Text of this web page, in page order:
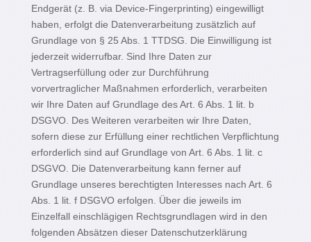
Endgerät (z. B. via Device-Fingerprinting) eingewilligt
haben, erfolgt die Datenverarbeitung zusätzlich auf
Grundlage von § 25 Abs. 1 TTDSG. Die Einwilligung ist
jederzeit widerrufbar. Sind Ihre Daten zur
Vertragserfüllung oder zur Durchführung
vorvertraglicher Maßnahmen erforderlich, verarbeiten
wir Ihre Daten auf Grundlage des Art. 6 Abs. 1 lit. b
DSGVO. Des Weiteren verarbeiten wir Ihre Daten,
sofern diese zur Erfüllung einer rechtlichen Verpflichtung
erforderlich sind auf Grundlage von Art. 6 Abs. 1 lit. c
DSGVO. Die Datenverarbeitung kann ferner auf
Grundlage unseres berechtigten Interesses nach Art. 6
Abs. 1 lit. f DSGVO erfolgen. Über die jeweils im
Einzelfall einschlägigen Rechtsgrundlagen wird in den
folgenden Absätzen dieser Datenschutzerklärung